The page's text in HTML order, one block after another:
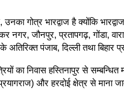
गोत्र भारद्वाज है क्योंकि
नगर, जौनपुर, प्रतापगढ़, गोंडा,
पंजाब, दिल्ली तथा बिहार
का निवास हस्तिनापुर से सम्बन्धित
और हरदोई क्षेत्र से माना